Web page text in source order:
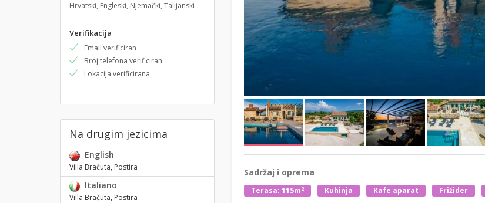
Hrvatski, Engleski, Njemački, Talijanski
Verifikacija
Email verificiran
Broj telefona verificiran
Lokacija verificirana
Na drugim jezicima
English
Villa Bračuta, Postira
Italiano
Villa Bračuta, Postira
Sadržaj i oprema
Terasa: 115m2 Kuhinja Kafe aparat Frižider